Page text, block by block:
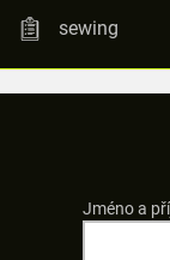
sewing
Jméno a